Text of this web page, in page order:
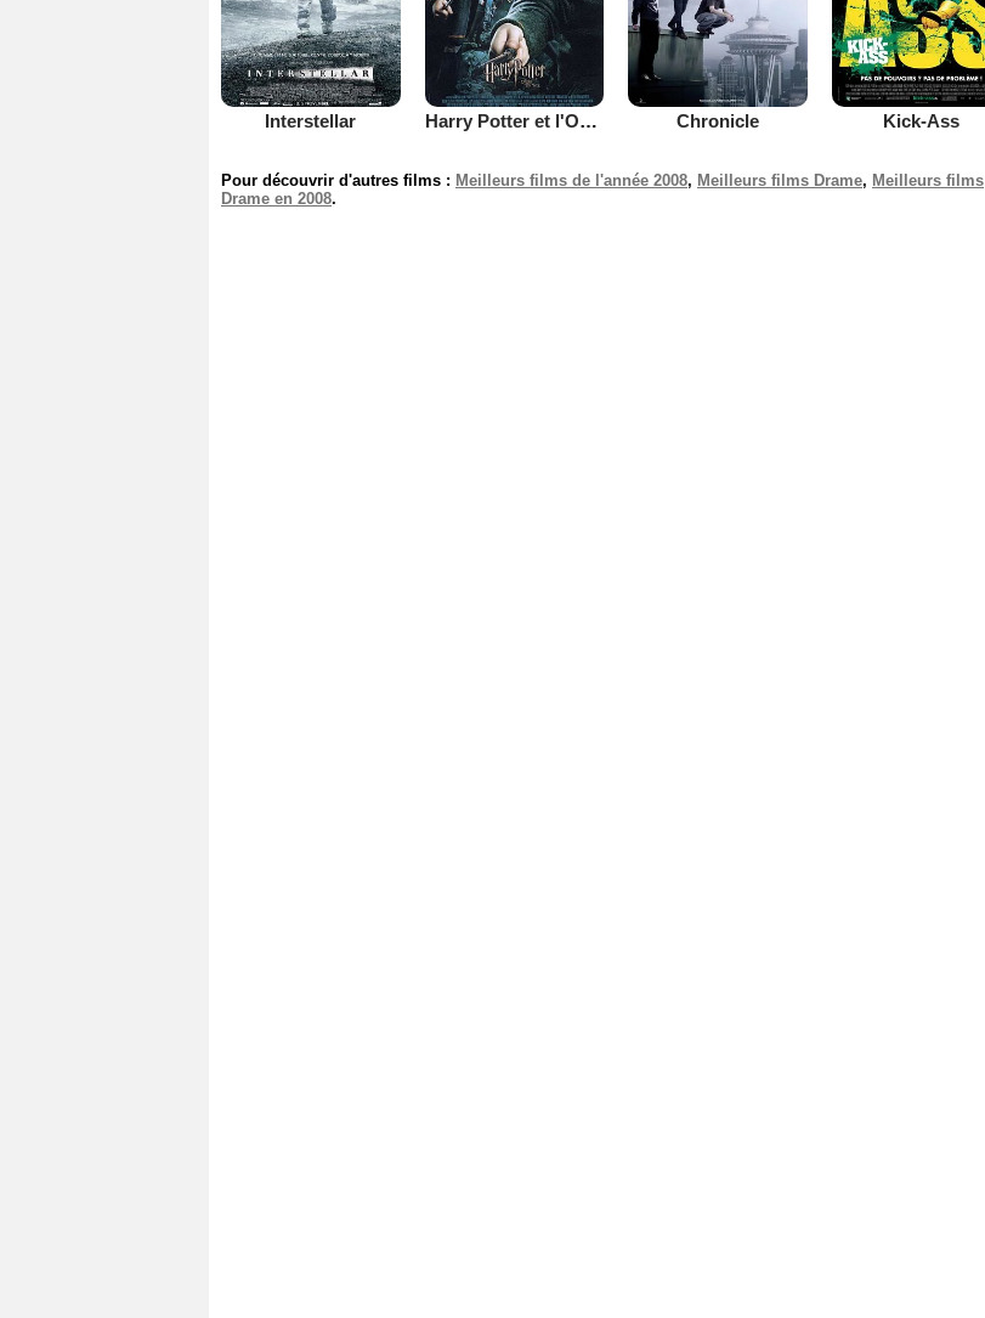
Interstellar Harry Potter et l'Ordre du Phénix Chronicle Kick-Ass
Pour découvrir d'autres films : Meilleurs films de l'année 2008, Meilleurs films Drame, Meilleurs films
Drame en 2008.